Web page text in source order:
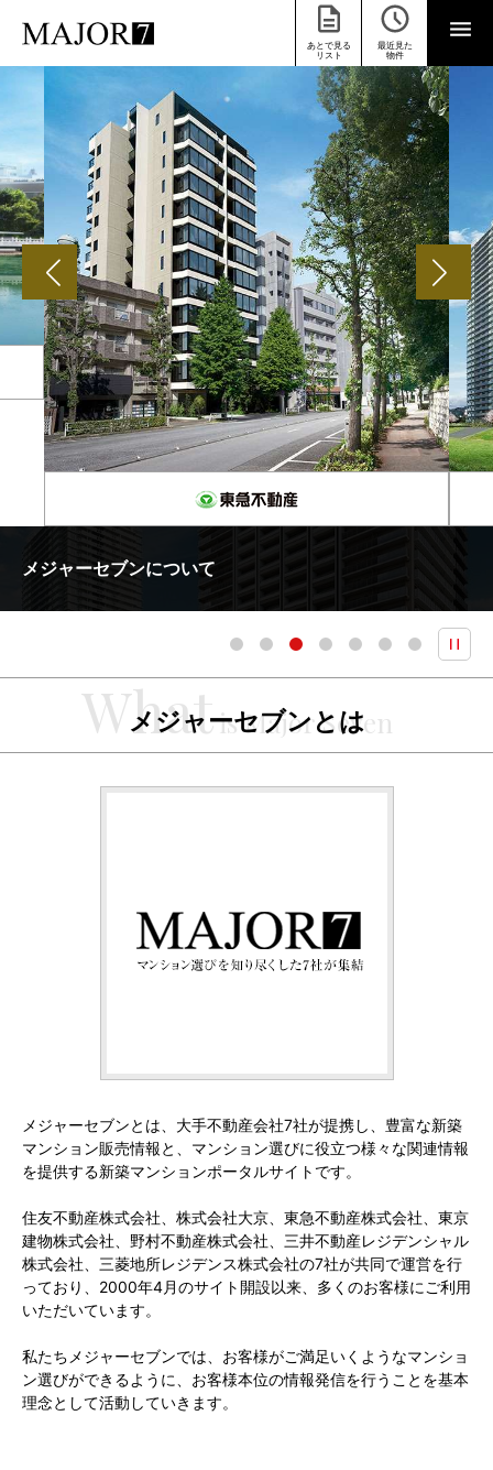
あとで見る
リスト
最近見た
物件
メジャーセブンについて
メジャーセブンとは
メジャーセブンとは、大手不動産会社7社が提携し、豊富な新築
マンション販売情報と、マンション選びに役立つ様々な関連情報
を提供する新築マンションポータルサイトです。
住友不動産株式会社、株式会社大京、東急不動産株式会社、東京
建物株式会社、野村不動産株式会社、三井不動産レジデンシャル
株式会社、三菱地所レジデンス株式会社の7社が共同で運営を行
っており、2000年4月のサイト開設以来、多くのお客様にご利用
いただいています。
私たちメジャーセブンでは、お客様がご満足いくようなマンショ
ン選びができるように、お客様本位の情報発信を行うことを基本
理念として活動していきます。